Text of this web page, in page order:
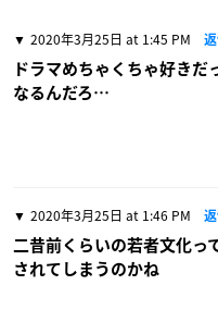
2020年3月25日 at 1:45 PM
ドラマめちゃくちゃ好きだ
なるんだろ…
2020年3月25日 at 1:46 PM
二昔前くらいの若者文化っ
されてしまうのかね